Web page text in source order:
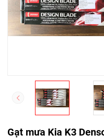
Gạt mưa Kia K3